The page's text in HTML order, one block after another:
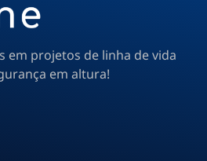
em projetos de linha de vida
em altura!